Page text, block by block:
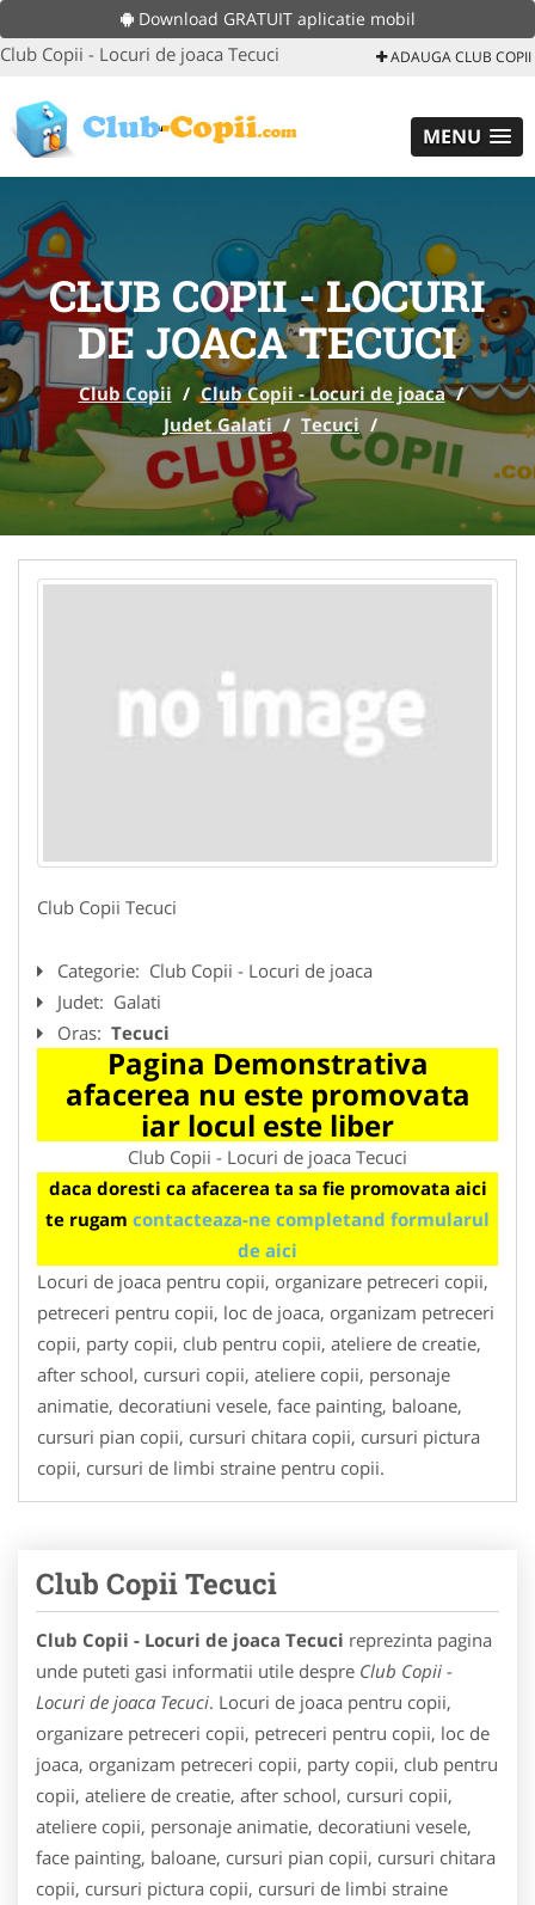
Download GRATUIT aplicatie mobil
Club Copii - Locuri de joaca Tecuci ADAUGA CLUB COPII
MENU
CLUB COPII - LOCURI
DE JOACA TECUCI
Club Copii / Club Copii - Locuri de joaca /
Judet Galati / Tecuci /
Club Copii Tecuci
Categorie: Club Copii - Locuri de joaca
Judet: Galati
Oras: Tecuci
Pagina Demonstrativa
afacerea nu este promovata
iar locul este liber
Club Copii - Locuri de joaca Tecuci
daca doresti ca afacerea ta sa fie promovata aici
te rugam contacteaza-ne completand formularul
de aici
Locuri de joaca pentru copii, organizare petreceri copii,
petreceri pentru copii, loc de joaca, organizam petreceri
copii, party copii, club pentru copii, ateliere de creatie,
after school, cursuri copii, ateliere copii, personaje
animatie, decoratiuni vesele, face painting, baloane,
cursuri pian copii, cursuri chitara copii, cursuri pictura
copii, cursuri de limbi straine pentru copii.
Club Copii Tecuci
Club Copii - Locuri de joaca Tecuci reprezinta pagina
unde puteti gasi informatii utile despre Club Copii -
Locuri de joaca Tecuci. Locuri de joaca pentru copii,
organizare petreceri copii, petreceri pentru copii, loc de
joaca, organizam petreceri copii, party copii, club pentru
copii, ateliere de creatie, after school, cursuri copii,
ateliere copii, personaje animatie, decoratiuni vesele,
face painting, baloane, cursuri pian copii, cursuri chitara
copii, cursuri pictura copii, cursuri de limbi straine